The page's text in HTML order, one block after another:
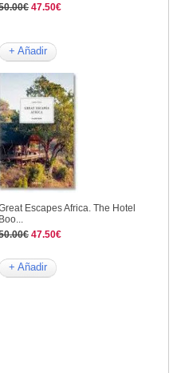
47.50€
+ Añadir
Escapes Africa. The Hotel
Boo...
47.50€
+ Añadir